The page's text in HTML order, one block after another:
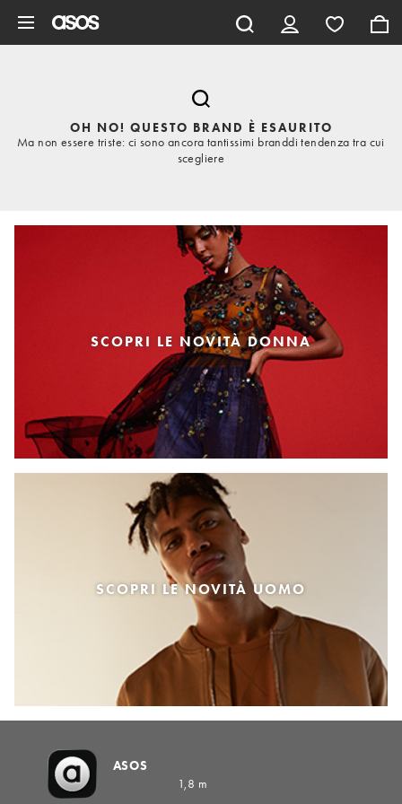
OH NO! QUESTO BRAND È ESAURITO
Ma non essere triste: ci sono ancora tantissimi branddi tendenza tra cui
scegliere
SCOPRI LE NOVITÀ DONNA
SCOPRI LE NOVITÀ UOMO
ASOS
1,8 m